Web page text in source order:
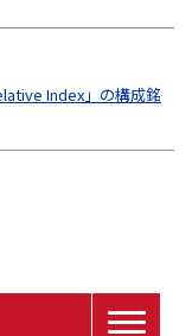
Index」の構成銘